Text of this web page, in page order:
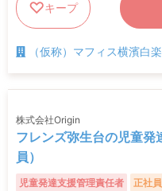
キープ
（仮称）マフィス横濱白
株式会社Origin
フレンズ弥生台の児童発
員）
児童発達支援管理責任者 正社員